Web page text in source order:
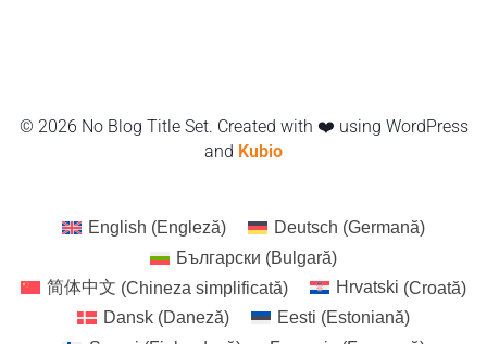
© 2026 No Blog Title Set. Created with ❤️ using WordPress
and Kubio
English (Engleză) Deutsch (Germană)
Български (Bulgară)
简体中文 (Chineza simplificată) Hrvatski (Croată)
Dansk (Daneză) Eesti (Estoniană)